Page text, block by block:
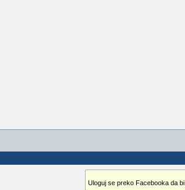
Uloguj se preko Facebooka da bi